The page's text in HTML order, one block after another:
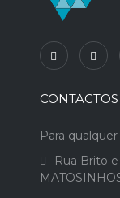
CONTACTOS
Para
Rua Brito e